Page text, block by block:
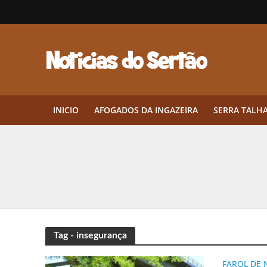
INICIO AFOGADOS DA INGAZEIRA SERRA
Twin lança torneio semanal
Tag - insegurança
FAROL DE